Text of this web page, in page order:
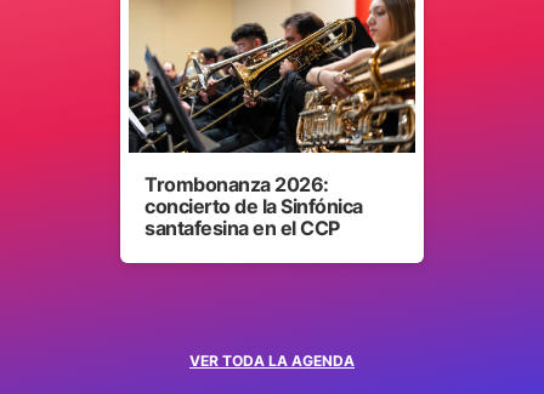
VER TODA LA AGENDA
Trombonanza 2026:
concierto de la Sinfónica
santafesina en el CCP